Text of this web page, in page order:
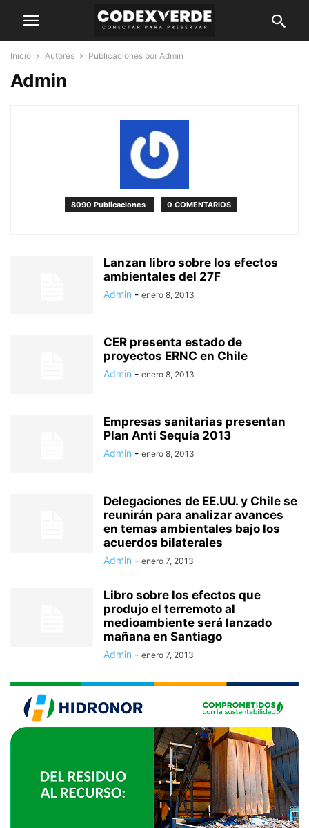
Inicio Autores Publicaciones por Admin
Admin
8090 Publicaciones 0 COMENTARIOS
Lanzan libro sobre los efectos
ambientales del 27F
Admin - enero 8, 2013
CER presenta estado de
proyectos ERNC en Chile
Admin - enero 8, 2013
Empresas sanitarias presentan
Plan Anti Sequía 2013
Admin - enero 8, 2013
Delegaciones de EE.UU. y Chile se
reunirán para analizar avances
en temas ambientales bajo los
acuerdos bilaterales
Admin - enero 7, 2013
Libro sobre los efectos que
produjo el terremoto al
medioambiente será lanzado
mañana en Santiago
Admin - enero 7, 2013